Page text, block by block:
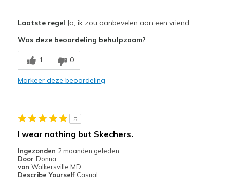
Breathe Well
Comfortable
Beste toepassingen
Going Out
Laatste regel Ja, ik zou aanbevelen aan een vriend
Was deze beoordeling behulpzaam?
1 0
Markeer deze beoordeling
5
I wear nothing but Skechers.
Ingezonden 2 maanden geleden
Door Donna
van Walkersville MD
Describe Yourself Casual